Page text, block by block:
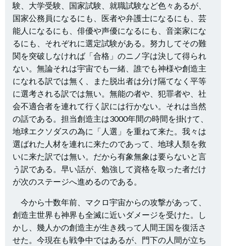
験、大学受験、国家試験、就職試験など色々あるが、
国家公務員になるにも、医者や弁護士になるにも、芸
能人になるにも、俳優や声優になるにも、音楽家にな
るにも、それぞれに選定試験がある。努力してその難
関を突破しなければ「合格」のニノ字は決して得られ
ない。無論それは宇宙でも一緒、誰でも神様や創造主
になれる訳では無く、また脱出者は分け隔てなく平等
に選考される訳では無い。無能の者や、犯罪者や、社
会不適合者を連れて行く訳には行かない。それは当然
の話である。担当創造主は3000年間の時間を掛けて、
地球エクソダスの為に「人選」を重ねて来た。我々は
選ばれた人材を連れに来たのであって、地球人類を救
いに来た訳では無い。だから有象無象は要らないと言
う訳である。早い話が、勉強して資格を取った者だけ
が次のステージへ進めるのである。
今から十数年前、マクロ宇宙からの攻撃があって、
創造主世界も神界も全滅に近いダメージを受けた。し
かし、幾人かの創造主が生き残って人間王国を復活さ
せた。今現在も戦争中ではあるが、門下の人間が立ち